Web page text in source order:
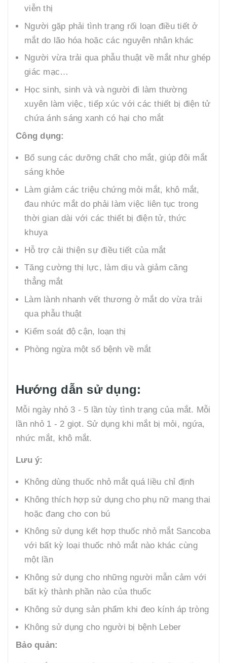
viễn thị
Người gặp phải tình trạng rối loạn điều tiết ở
mắt do lão hóa hoặc các nguyên nhân khác
Người vừa trải qua phẫu thuật về mắt như ghép
giác mạc…
Học sinh, sinh và và người đi làm thường
xuyên làm việc, tiếp xúc với các thiết bị điện tử
chứa ánh sáng xanh có hại cho mắt
Công dụng:
Bổ sung các dưỡng chất cho mắt, giúp đôi mắt
sáng khỏe
Làm giảm các triệu chứng mỏi mắt, khô mắt,
đau nhức mắt do phải làm việc liên tục trong
thời gian dài với các thiết bị điện tử, thức
khuya
Hỗ trợ cải thiện sự điều tiết của mắt
Tăng cường thị lực, làm dịu và giảm căng
thẳng mắt
Làm lành nhanh vết thương ở mắt do vừa trải
qua phẫu thuật
Kiểm soát độ cận, loạn thị
Phòng ngừa một số bệnh về mắt
Hướng dẫn sử dụng:
Mỗi ngày nhỏ 3 - 5 lần tùy tình trạng của mắt. Mỗi
lần nhỏ 1 - 2 giọt. Sử dụng khi mắt bị mỏi, ngứa,
nhức mắt, khô mắt.
Lưu ý:
Không dùng thuốc nhỏ mắt quá liều chỉ định
Không thích hợp sử dụng cho phụ nữ mang thai
hoặc đang cho con bú
Không sử dụng kết hợp thuốc nhỏ mắt Sancoba
với bất kỳ loại thuốc nhỏ mắt nào khác cùng
một lần
Không sử dụng cho những người mẫn cảm với
bất kỳ thành phần nào của thuốc
Không sử dụng sản phẩm khi đeo kính áp tròng
Không sử dụng cho người bị bệnh Leber
Bảo quản: